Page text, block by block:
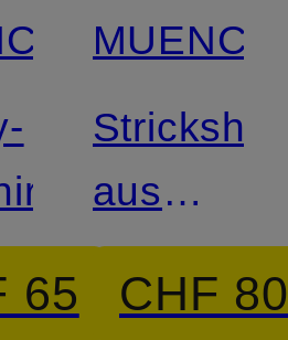
65
Strickshirt
aus
Leinen
CHF